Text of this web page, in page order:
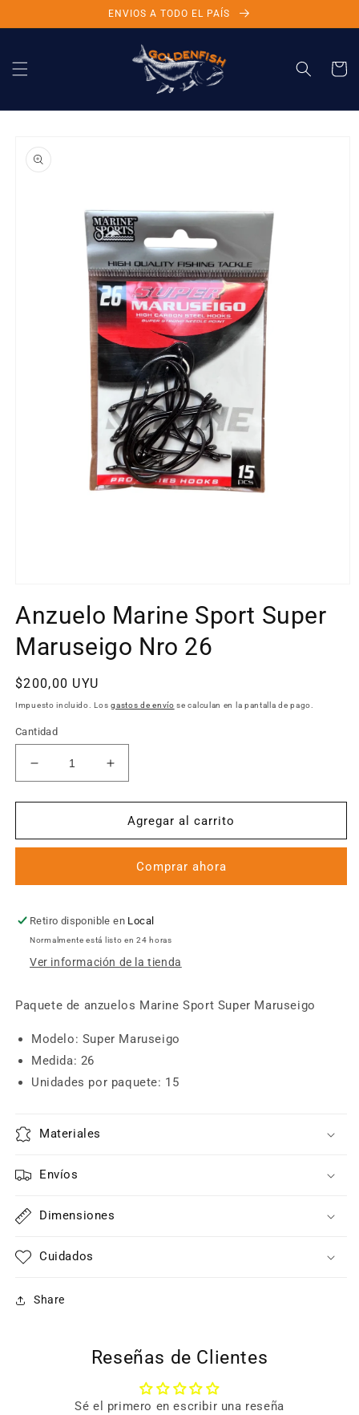
al contenido
ENVIOS A TODO EL PAÍS
Carrito
a la
información
multimedia
1
en
una
modal
Anzuelo Marine Sport Super
Maruseigo Nro 26
Precio
habitual
$200,00 UYU
Impuesto incluido. Losgastos de envío se calculan en la pantalla de pago.
Cantidad
Reducir
cantidad
para
Marine
Maruseigo
26
Aumentar
cantidad
para
Anzuelo
Marine
Super
Maruseigo
26
Agregar al carrito
Comprar ahora
Retiro disponible en Local
Normalmente está listo en 24 horas
Ver información de la tienda
Paquete de anzuelos Marine Sport Super Maruseigo
Modelo: Super Maruseigo
Medida: 26
Unidades por paquete: 15
Materiales
Envíos
Dimensiones
Cuidados
Share
Reseñas de Clientes
Sé el primero en escribir una reseña